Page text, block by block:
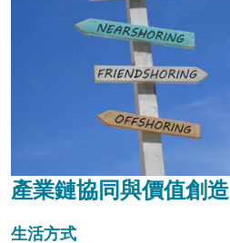
產業鏈協同與價值創造
生活方式